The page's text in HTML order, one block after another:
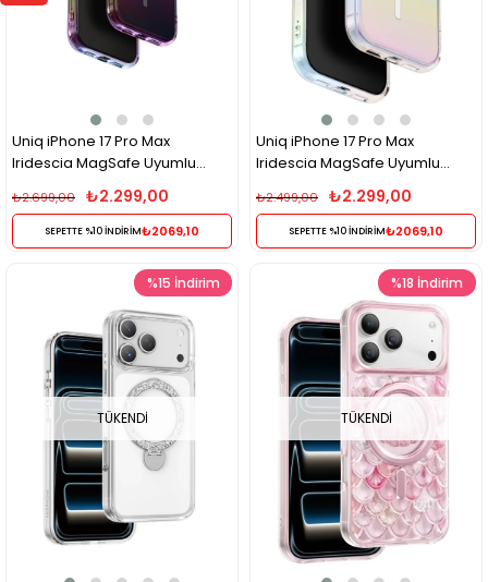
Uniq iPhone 17 Pro Max
Iridescia MagSafe Uyumlu
Holografik Kılıf – Dark Rainbow
₺2.299,00
₺2.699,00
SEPETTE %10 İNDİRİM₺2069,10
Uniq iPhone 17 Pro Max
Iridescia MagSafe Uyumlu
Holografik Kılıf – Rainbow
₺2.299,00
₺2.499,00
SEPETTE %10 İNDİRİM₺2069,10
TÜKENDI
%15 İndirim
TÜKENDI
%18 İndirim